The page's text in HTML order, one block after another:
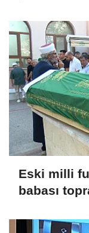
Eski milli
babası